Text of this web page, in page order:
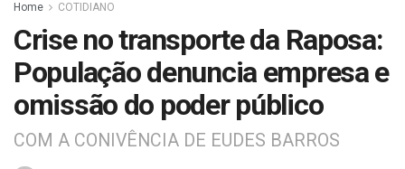
Home COTIDIANO
Crise no transporte da Raposa:
População denuncia empresa e
omissão do poder público
COM A CONIVÊNCIA DE EUDES BARROS